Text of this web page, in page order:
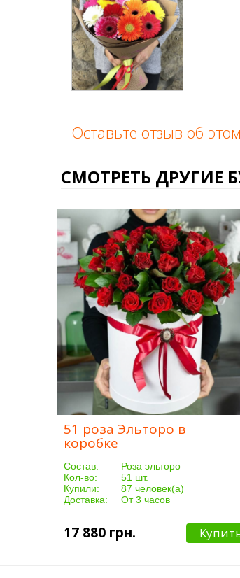
Оставьте отзыв об
СМОТРЕТЬ ДРУГИЕ
51 роза Эльторо в
коробке
Cостав:
Роза эльторо
Кол-во:
51 шт.
Купили:
87 человек(а)
Доставка:
От 3 часов
17 880 грн.